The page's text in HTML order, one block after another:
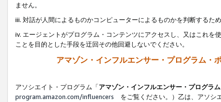
ません。
iii. 対話が人間によるものかコンピューターによるものかを判断するた
iv. エージェントがプログラム・コンテンツにアクセスし、又はこれ
ことを目的とした手段を迂回その他回避しないでください。
アマゾン・インフルエンサー・プログラム・
アソシエイト・プログラム「アマゾン・インフルエンサー・プログラム
program.amazon.com/influencers をご覧ください。）乙は、アソシ